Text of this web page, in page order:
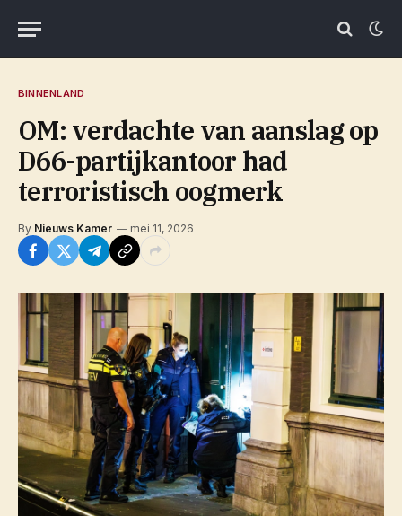
BINNENLAND
OM: verdachte van aanslag op
D66-partijkantoor had
terroristisch oogmerk
By Nieuws Kamer mei 11, 2026